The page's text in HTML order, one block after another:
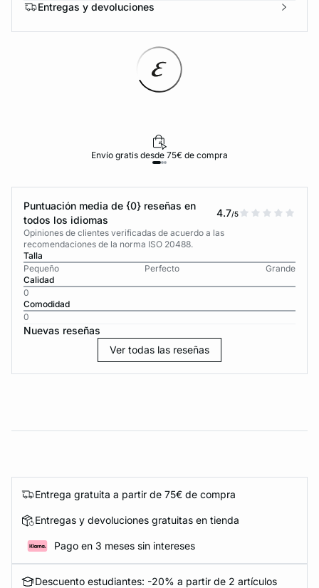
Entregas y devoluciones
Envío gratis desde 75€ de compra
Puntuación media de {0} reseñas en
todos los idiomas
4.7/5
Opiniones de clientes verificadas de acuerdo a las
recomendaciones de la norma ISO 20488.
Talla
Pequeño
Perfecto
Grande
Calidad
0
Comodidad
0
Nuevas reseñas
Ver todas las reseñas
Entrega gratuita a partir de 75€ de compra
Entregas y devoluciones gratuitas en tienda
Pago en 3 meses sin intereses
Descuento estudiantes: -20% a partir de 2 artículos